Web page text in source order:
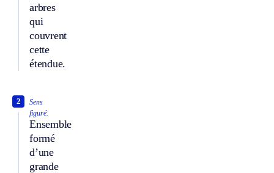
arbres
qui
couvrent
cette
étendue.
Sens
figuré.
Ensemble
formé
d’une
grande
2